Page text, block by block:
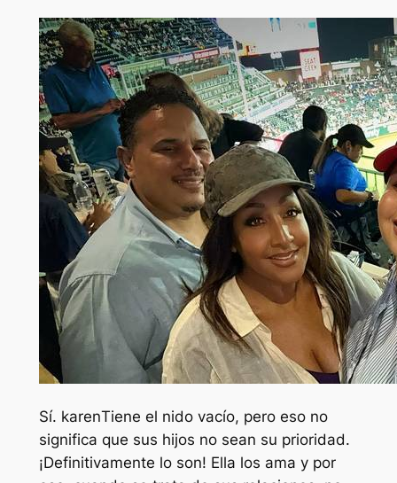
Sí. karenTiene el nido vacío, pero eso no
significa que sus hijos no sean su prioridad.
¡Definitivamente lo son! Ella los ama y por